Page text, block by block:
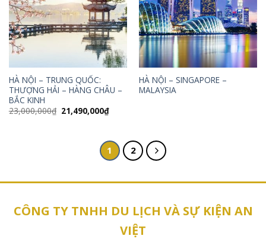
HÀ NỘI – TRUNG QUỐC:
THƯỢNG HẢI – HÀNG CHÂU –
BẮC KINH
23,000,000₫ Giá
gốc
21,490,000₫Giá
hiện
21,490,000₫.
HÀ NỘI – SINGAPORE –
MALAYSIA
1 2
CÔNG TY TNHH DU LỊCH VÀ SỰ KIỆN AN
VIỆT